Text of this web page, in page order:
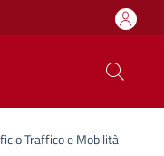
Traffico e Mobilità